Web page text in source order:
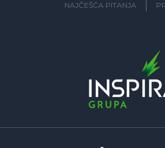
NAJČEŠĆA PITANJA